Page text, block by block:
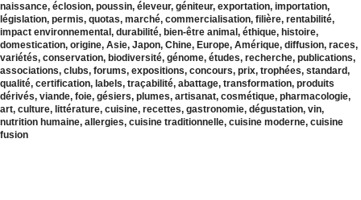
naissance, éclosion, poussin, éleveur, géniteur, exportation, importation,
législation, permis, quotas, marché, commercialisation, filière, rentabilité,
impact environnemental, durabilité, bien-être animal, éthique, histoire,
domestication, origine, Asie, Japon, Chine, Europe, Amérique, diffusion, races,
variétés, conservation, biodiversité, génome, études, recherche, publications,
associations, clubs, forums, expositions, concours, prix, trophées, standard,
qualité, certification, labels, traçabilité, abattage, transformation, produits
dérivés, viande, foie, gésiers, plumes, artisanat, cosmétique, pharmacologie,
art, culture, littérature, cuisine, recettes, gastronomie, dégustation, vin,
nutrition humaine, allergies, cuisine traditionnelle, cuisine moderne, cuisine
fusion